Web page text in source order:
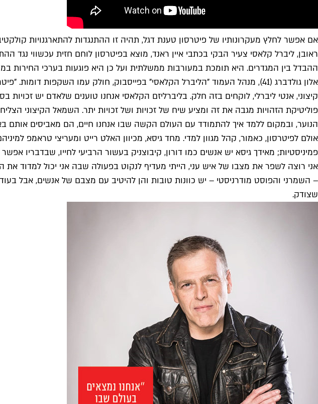
אם אפשר לחלץ מעקרונותיו של פיטרסון טענת דגל, תהיה זו ההתנגדות להתארגנויות
ראובן, ליברל קלאסי צעיר הבקי בכתבי איין ראנד, מוצא בפיטרסון לוחם חזית עכשווי
ההבדל בין המגדרים. היא תומכת במעורבות ממשלתית ועל כן היא פוגעות בערכי החירות
אלון גולדברג (41), מנהל העמוד "הליברל הקלאסי" בפייסבוק, חולק עמו השקפות
קיצוני, אנטי ליברלי, לוקחים בזה חלק. בליברליזם הקלאסי אנחנו טוענים שלאדם יש זכויות
פוליטיקת הזהויות מגבה את זה ומציע שיח של זכויות ושל זכויות יתר. השמאל הקיצוני
הנוער, ובמקום ללמד איך להתמודד עם העולם הקשה שבו אנחנו חיים, הם מאביסים אותם
אולם לפיטרסון, כאמור, קהל מגוון למדי. מחד גיסא, מכיוון האלט רייט ומעריצי טראמפ
פמיניסטיות; מאידך גיסא יש אנשים כמו דורון, קיבוצניק בעשור הרביעי לחייו,
אני רוצה לשפר את מצבו של איש עני, הייתי מעדיף לנקוט בפעולה שבה אני יכול למדוד
– השמרני והפוסט מודרניסטי – יש כוונות טובות והן להיטיב עם מצבם של אנשים, אבל
שצודק.